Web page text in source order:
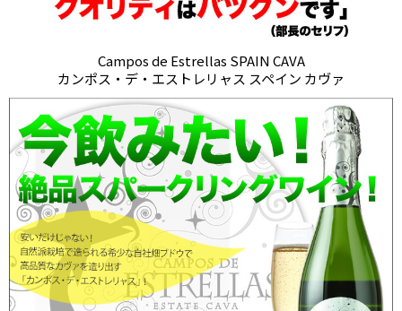
Campos de Estrellas SPAIN CAVA
カンポス・デ・エストレリャス スペイン カヴァ